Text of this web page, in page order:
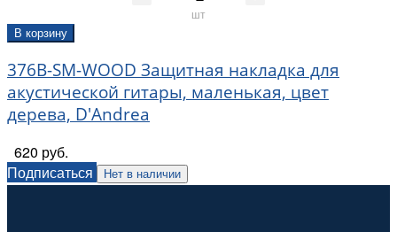
шт
В корзину
376B-SM-WOOD Защитная накладка для
акустической гитары, маленькая, цвет
дерева, D'Andrea
620 руб.
Подписаться
Нет в наличии